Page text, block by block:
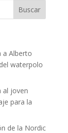
a Alberto
waterpolo
al joven
para la
de la Nordic